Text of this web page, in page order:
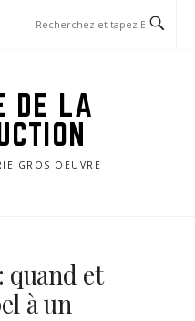
DE LA
GROS OEUVRE
quand et
à un